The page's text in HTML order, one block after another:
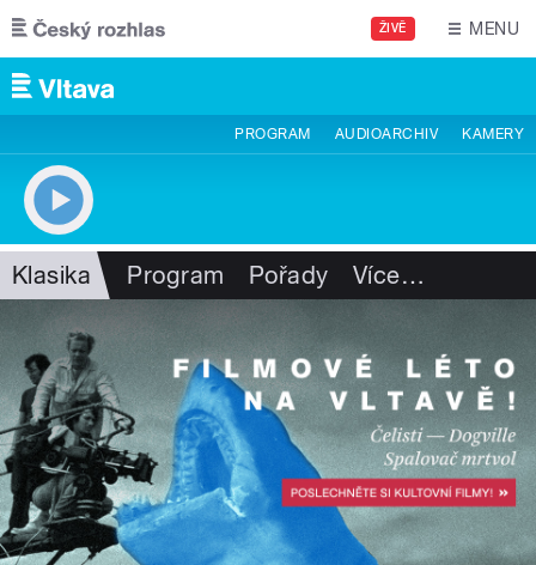
Přejít k hlavnímu obsahu
ŽIVĚ MENU
PROGRAM AUDIOARCHIV KAMERY
Klasika Program Pořady Více…